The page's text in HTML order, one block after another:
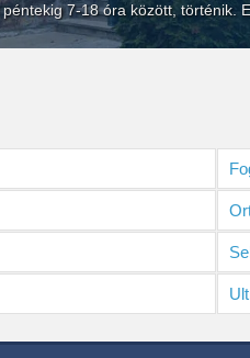
7-18 óra között, történik.